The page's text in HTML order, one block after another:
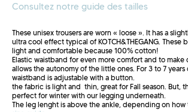
Consultez notre guide des tailles
These unisex trousers are worn « loose ». It has a
ultra cool effect typical of KOTCH&THEGANG. These
light and comfortable because 100% cotton!
Elastic waistband for even more comfort and to make
allows the autonomy of the little ones. For 3 to 7
waistband is adjustable with a button.
the fabric is light and thin, great for Fall season. But,
perfect for winter with our legging underneath.
The leg lenght is above the ankle, depending on how